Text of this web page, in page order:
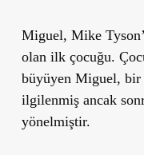
Miguel, Mike
olan ilk çocuğu.
büyüyen Miguel, bir
ilgilenmiş ancak
yönelmiştir.